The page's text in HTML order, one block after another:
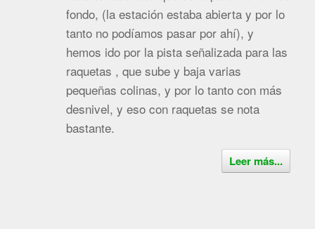
fondo, (la estación estaba abierta y por lo
tanto no podíamos pasar por ahí), y
hemos ido por la pista señalizada para las
raquetas , que sube y baja varias
pequeñas colinas, y por lo tanto con más
desnivel, y eso con raquetas se nota
bastante.
Leer más...